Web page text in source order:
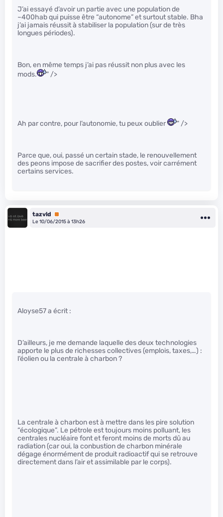
J’ai essayé d’avoir un partie avec une population de
~400hab qui puisse être “autonome” et surtout stable. Bha
j’ai jamais réussit à stabiliser la population (sur de très
longues périodes).
Bon, en même temps j’ai pas réussit non plus avec les
mods.
" />
Ah par contre, pour l’autonomie, tu peux oublier " />
Parce que, oui, passé un certain stade, le renouvellement
des peons impose de sacrifier des postes, voir carrément
certains services.
tazvld
Premium
Le 10/06/2015 à 13h26
Aloyse57 a écrit :
D’ailleurs, je me demande laquelle des deux technologies
apporte le plus de richesses collectives (emplois, taxes,…) :
l’éolien ou la centrale à charbon ?
La centrale à charbon est à mettre dans les pire solution
“écologique”. Le pétrole est toujours moins polluant, les
centrales nucléaire font et feront moins de morts dû au
radiation (car oui, la conbustion de charbon minérale
dégage énormément de produit radioactif qui se retrouve
directement dans l’air et assimilable par le corps).